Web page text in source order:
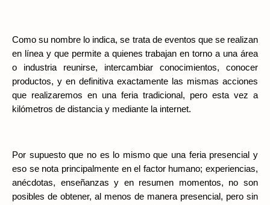
Como su nombre lo indica, se trata de eventos que se realizan
en línea y que permite a quienes trabajan en torno a una área
o industria reunirse, intercambiar conocimientos, conocer
productos, y en definitiva exactamente las mismas acciones
que realizaremos en una feria tradicional, pero esta vez a
kilómetros de distancia y mediante la internet.
Por supuesto que no es lo mismo que una feria presencial y
eso se nota principalmente en el factor humano; experiencias,
anécdotas, enseñanzas y en resumen momentos, no son
posibles de obtener, al menos de manera presencial, pero sin